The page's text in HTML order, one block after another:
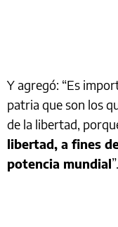
Y agregó: “Es
patria que son los
de la libertad,
libertad, a fines
potencia mundial”.